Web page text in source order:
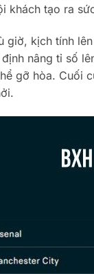
khách tạo ra
giờ, kịch tính
nâng tỉ số
gỡ hòa. Cuối